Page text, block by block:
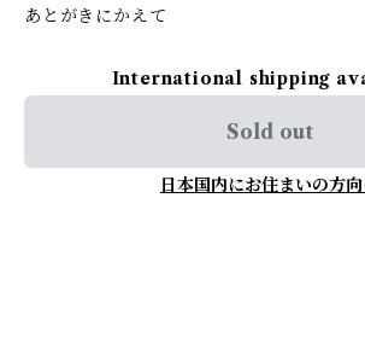
あとがきにかえて
International shipping
Sold out
日本国内にお住まいの方